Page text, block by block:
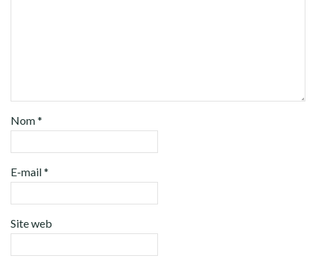
Nom*
E-mail*
Site web